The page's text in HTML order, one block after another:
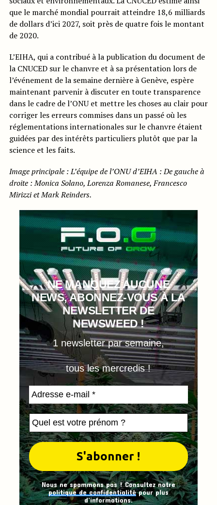
que le marché mondial pourrait atteindre 18,6 milliards
de dollars d’ici 2027, soit près de quatre fois le montant
de 2020.
L’EIHA, qui a contribué à la publication du document de
la CNUCED sur le chanvre et à sa présentation lors de
l’événement de la semaine dernière à Genève, espère
maintenant parvenir à discuter en toute transparence
dans le cadre de l’ONU et mettre les choses au clair pour
corriger les erreurs commises dans un passé où les
réglementations internationales sur le chanvre étaient
guidées par des intérêts particuliers plutôt que par la
science et les faits.
Image principale : L’équipe de l’ONU d’EIHA : De gauche à
droite : Monica Solano, Lorenza Romanese, Francesco
Mirizzi et Mark Reinders.
NE MANQUEZ AUCUNE
NEWS, ABONNEZ-VOUS À LA
NEWSLETTER DE
NEWSWEED !
1 newsletter par semaine,
tous les mercredis !
Nous ne spammons pas ! Consultez notre
politique de confidentialitépour plus
d’informations.